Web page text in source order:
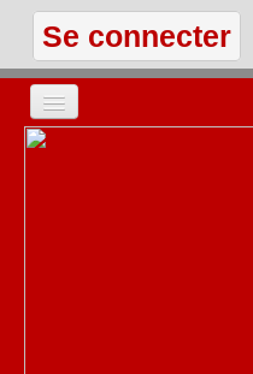
Se connecter